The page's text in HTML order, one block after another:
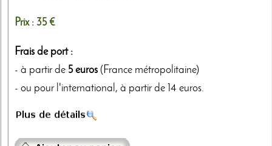
Prix : 35 €
Frais de port :
- à partir de 5 euros (France métropolitaine)
- ou pour l'international, à partir de 14 euros.